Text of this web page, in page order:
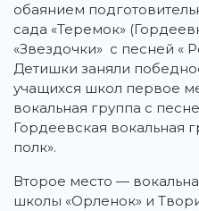
обаянием
сада «Теремок»
«Звездочки» с песней «
Детишки заняли
учащихся школ первое
вокальная группа с
Гордеевская вокальная
полк».
Второе место —
школы «Орленок» и